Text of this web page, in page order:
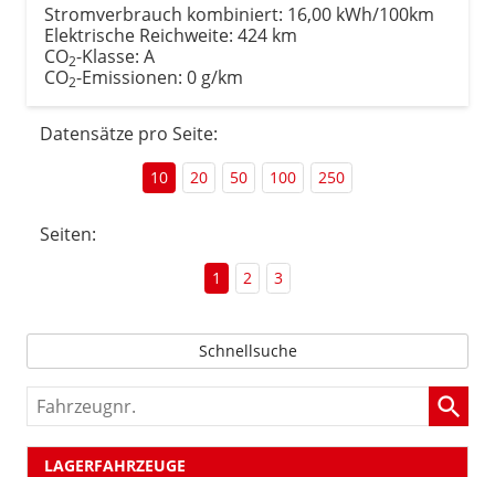
Stromverbrauch kombiniert: 16,00 kWh/100km
Elektrische Reichweite: 424 km
CO2-Klasse: A
CO2-Emissionen: 0 g/km
Datensätze pro Seite:
10 20 50 100 250
Seiten:
1 2 3
Schnellsuche
Fahrzeugnr.
LAGERFAHRZEUGE